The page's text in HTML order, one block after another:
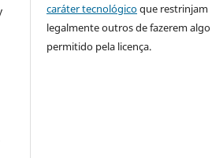
caráter tecnológicoque restrinjam
legalmente outros de fazerem algo
permitido pela licença.